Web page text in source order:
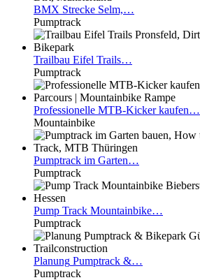
BMX Strecke Selm,…
Pumptrack
Trailbau Eifel Trails…
Pumptrack
Professionelle MTB-Kicker kaufen…
Mountainbike
Pumptrack im Garten…
Pumptrack
Pump Track Mountainbike…
Pumptrack
Planung Pumptrack &…
Pumptrack